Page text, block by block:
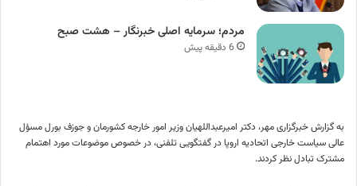
مردم؛ سرمایه اصلی خبرنگار – هشت صبح
6 دقیقه پیش
به گزارش خبرگزاری مهر، دکتر امیرعبداللهیان وزیر امور خارجه کشورمان و جوزف بورل مسؤل
عالی سیاست خارجی اتحادیه اروپا در گفتگویی تلفنی، در خصوص موضوعات مورد اهتمام
مشترک تبادل نظر کردند.